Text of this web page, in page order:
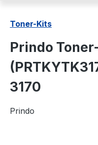
Toner-Kits
Prindo
3170
Prindo